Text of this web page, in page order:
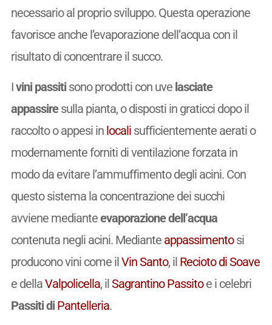
necessario al proprio sviluppo. Questa operazione
favorisce anche l’evaporazione dell’acqua con il
risultato di concentrare il succo.
Ivini passitisono prodotti con uve lasciate
appassiresulla pianta, o disposti in graticci dopo il
raccolto o appesi in localisufficientemente aerati o
modernamente forniti di ventilazione forzata in
modo da evitare l’ammuffimento degli acini. Con
questo sistema la concentrazione dei succhi
avviene medianteevaporazione dell’acqua
contenuta negli acini. Mediante appassimentosi
producono vini come il Vin Santo, il Recioto di Soave
e dellaValpolicella, il Sagrantino Passitoe i celebri
Passiti diPantelleria.